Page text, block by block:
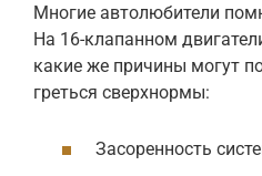
Многие автолюбители
На 16-клапанном
какие же причины могут
греться сверхнормы:
Засоренность